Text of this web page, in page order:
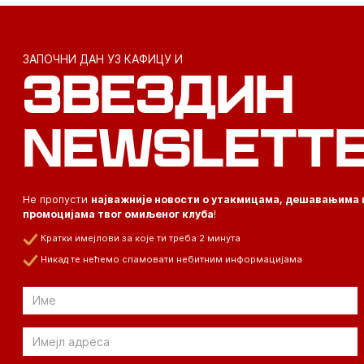
ЗАПОЧНИ ДАН УЗ КАФИЦУ И
ЗВЕЗДИН
Не пропусти најважније новости о утакмицама, дешавањима
промоцијама твог омиљеног клуба!
Кратки имејлови за које ти треба 2 минута
Никад те нећемо спамовати небитним информацијама
Email
Email